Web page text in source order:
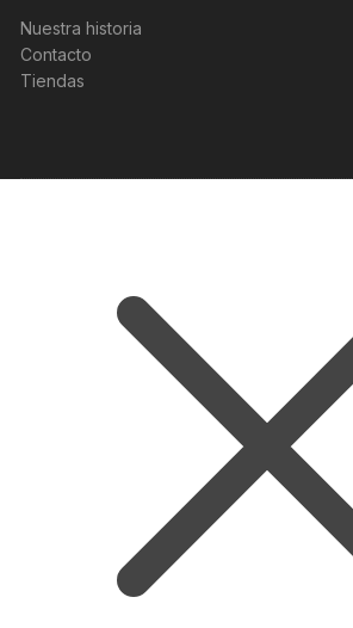
Nuestra historia
Contacto
Tiendas